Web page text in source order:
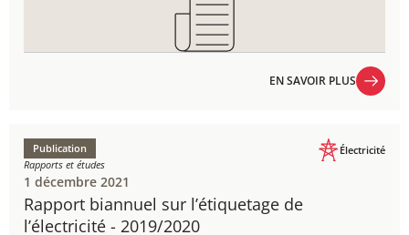
EN SAVOIR PLUS
Rapport biannuel sur l’étiquetage de
l’électricité​​ - 2019/2020
Publication
Rapports et études
Électricité
1 décembre 2021